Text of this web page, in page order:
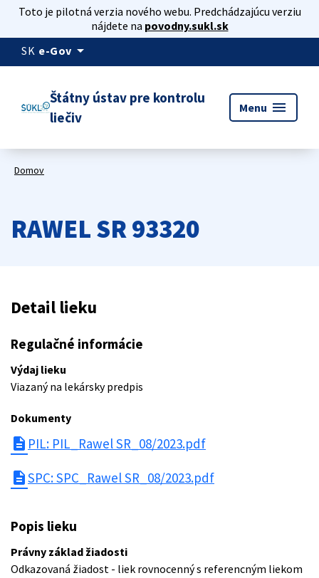
Toto je pilotná verzia nového webu. Predchádzajúcu verziu
nájdete na povodny.sukl.sk
SK e-Gov arrow_drop_down
Štátny ústav pre kontrolu
liečiv
Menu menu
Domov
RAWEL SR 93320
Detail lieku
Regulačné informácie
Výdaj lieku
Viazaný na lekársky predpis
Dokumenty
description PIL: PIL_Rawel SR_08/2023.pdf
descriptionSPC: SPC_Rawel SR_08/2023.pdf
Popis lieku
Právny základ žiadosti
Odkazovaná žiadost - liek rovnocenný s referencným liekom